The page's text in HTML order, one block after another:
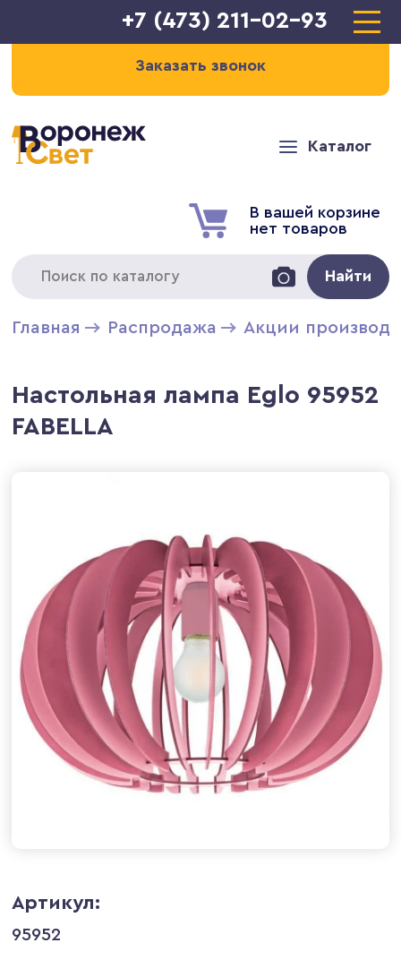
+7 (473) 211-02-93
Заказать звонок
Каталог
В вашей корзине
нет товаров
Найти
Главная Распродажа Акции
Настольная лампа Eglo 95952
FABELLA
Артикул:
95952